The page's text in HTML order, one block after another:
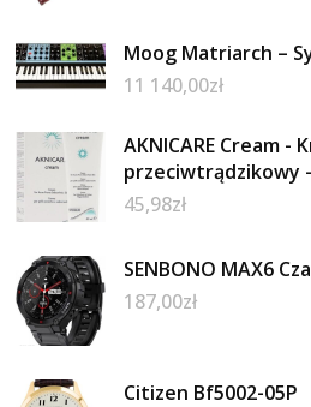
Moog Matriarch –
11 140,00zł
AKNICARE Cream -
przeciwtrądzikowy
45,98zł
SENBONO MAX6
187,00zł
Citizen Bf5002-05P